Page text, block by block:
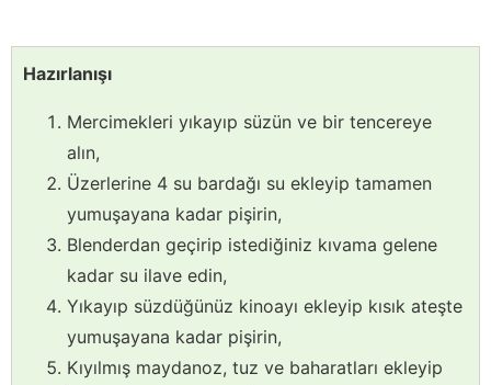
Hazırlanışı
Mercimekleri yıkayıp süzün ve bir tencereye
alın,
Üzerlerine 4 su bardağı su ekleyip tamamen
yumuşayana kadar pişirin,
Blenderdan geçirip istediğiniz kıvama gelene
kadar su ilave edin,
Yıkayıp süzdüğünüz kinoayı ekleyip kısık ateşte
yumuşayana kadar pişirin,
Kıyılmış maydanoz, tuz ve baharatları ekleyip